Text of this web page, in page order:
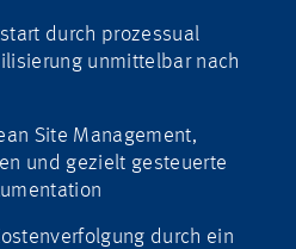
durch prozessual
unmittelbar nach
Site Management,
und gezielt gesteuerte
durch ein